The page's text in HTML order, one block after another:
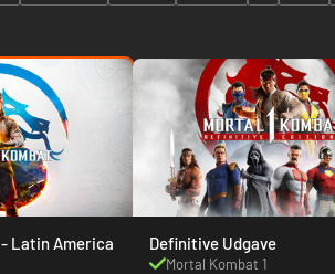
Standard Udgave - Latin America Definitive Udgave
Mortal Kombat 1